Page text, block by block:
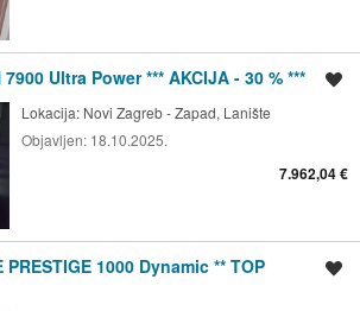
Ultra Power *** AKCIJA - 30 % ***
Lokacija: Novi Zagreb - Zapad, Lanište
Objavljen: 18.10.2025.
7.962,04 €
PRESTIGE 1000 Dynamic ** TOP